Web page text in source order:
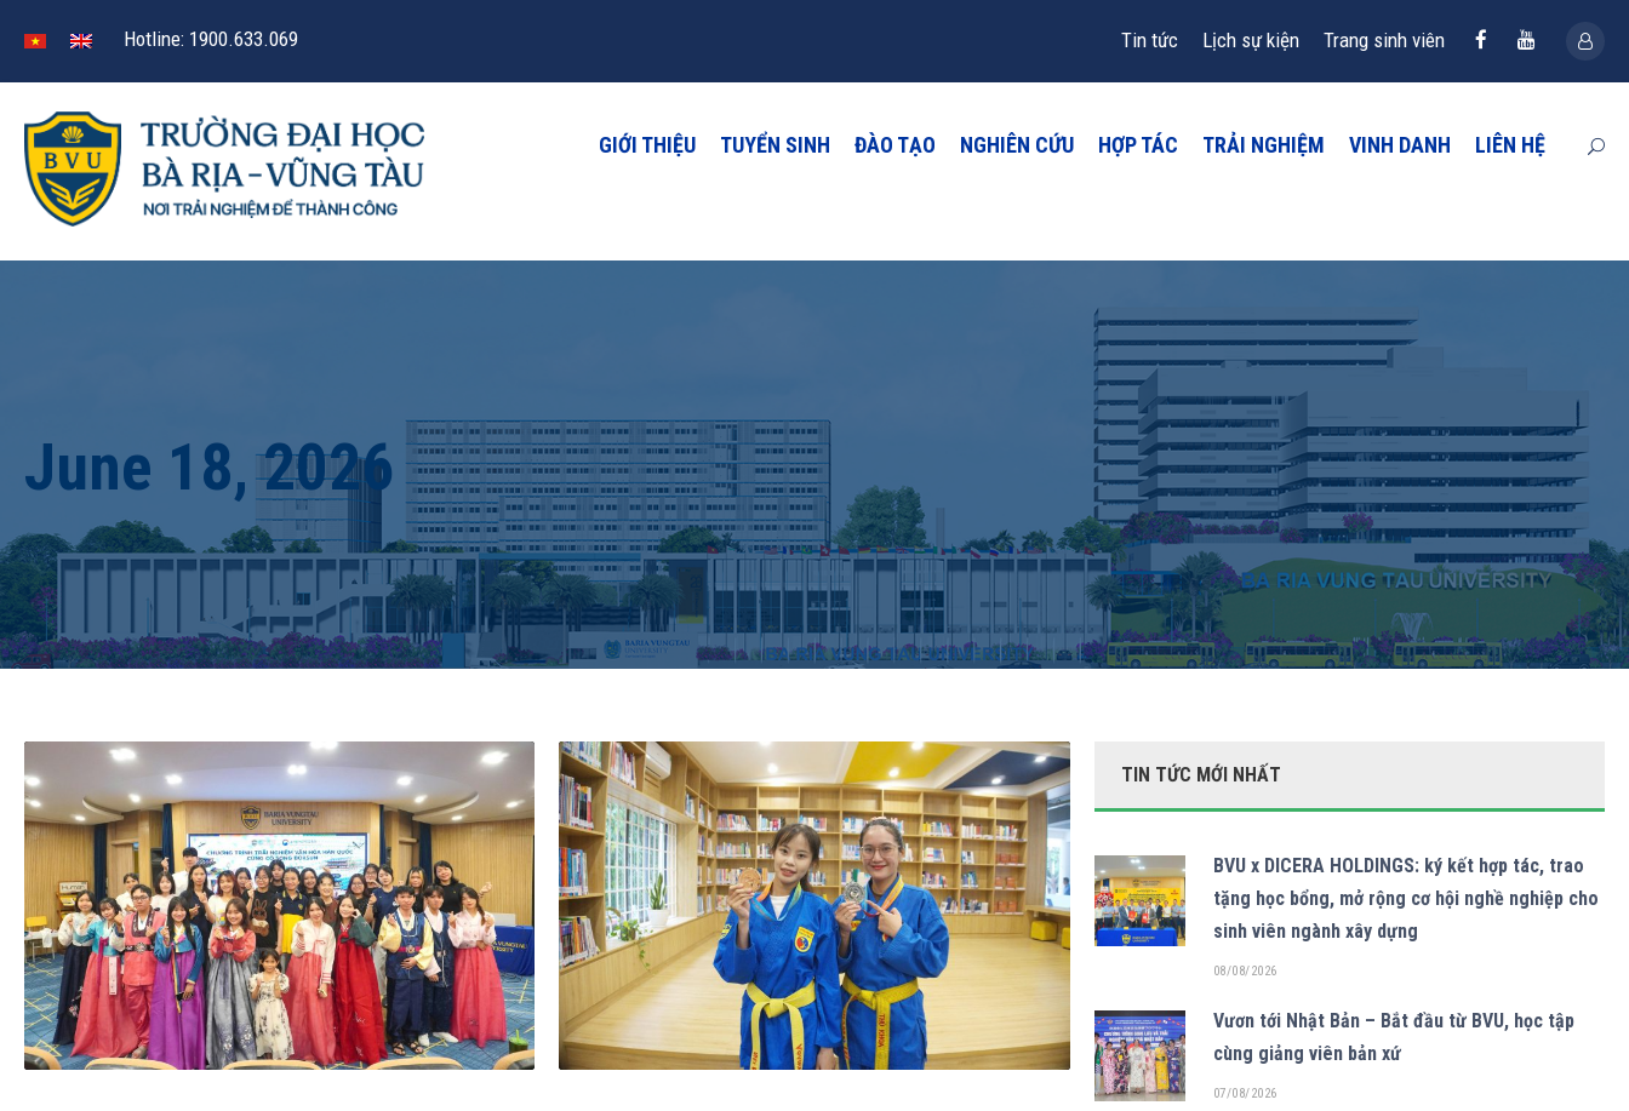
Hotline: 1900.633.069 Tin tức Lịch sự kiện Trang sinh viên
GIỚI THIỆU TUYỂN SINH ĐÀO TẠO NGHIÊN CỨU HỢP TÁC TRẢI NGHIỆM VINH DANH LIÊN HỆ
June 18, 2026
TIN TỨC MỚI NHẤT
BVU x DICERA HOLDINGS: ký kết hợp tác, trao
tặng học bổng, mở rộng cơ hội nghề nghiệp cho
sinh viên ngành xây dựng
08/08/2026
Vươn tới Nhật Bản – Bắt đầu từ BVU, học tập
cùng giảng viên bản xứ
07/08/2026